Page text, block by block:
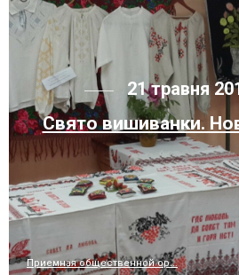
21 травня
Свято вишиванки.
Приемная общественной ор...